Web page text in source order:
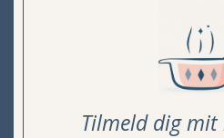
Tilmeld dig mit